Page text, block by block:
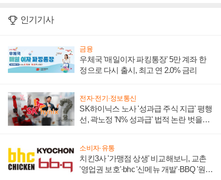
인기기사
금융
우체국 '매일이자 파킹통장' 5만 계좌 한
정으로 다시 출시, 최고 연 2.0% 금리
전자·전기·정보통신
SK하이닉스 노사 '성과급 주식 지급' 평행
선, 곽노정 'N% 성과급' 법적 논란 벗을지
소비자·유통
치킨3사 '가맹점 상생' 비교해보니, 교촌
'영업권 보호'·bhc '신메뉴 개발'·BBQ '원가